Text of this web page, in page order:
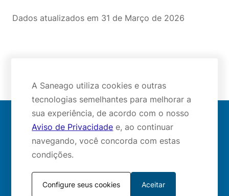
Dados atualizados em 31 de Março de 2026
Redes sociais:
Mapa do site
A Saneago utiliza cookies e outras
tecnologias semelhantes para melhorar a
sua experiência, de acordo com o nosso
Aviso de Privacidade e, ao continuar
navegando, você concorda com estas
condições.
Configure seus cookies Aceitar